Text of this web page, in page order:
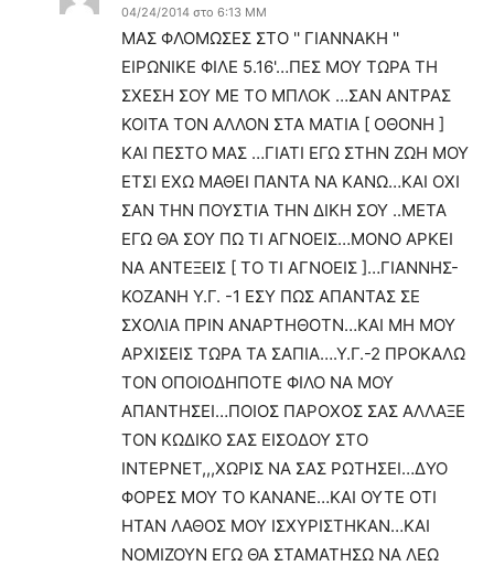
04/24/2014 στο 6:13 ΜΜ
ΜΑΣ ΦΛΟΜΩΣΕΣ ΣΤΟ '' ΓΙΑΝΝΑΚΗ ''
ΕΙΡΩΝΙΚΕ ΦΙΛΕ 5.16'…ΠΕΣ ΜΟΥ ΤΩΡΑ ΤΗ
ΣΧΕΣΗ ΣΟΥ ΜΕ ΤΟ ΜΠΛΟΚ …ΣΑΝ ΑΝΤΡΑΣ
ΚΟΙΤΑ ΤΟΝ ΑΛΛΟΝ ΣΤΑ ΜΑΤΙΑ [ ΟΘΟΝΗ ]
ΚΑΙ ΠΕΣΤΟ ΜΑΣ …ΓΙΑΤΙ ΕΓΩ ΣΤΗΝ ΖΩΗ ΜΟΥ
ΕΤΣΙ ΕΧΩ ΜΑΘΕΙ ΠΑΝΤΑ ΝΑ ΚΑΝΩ…ΚΑΙ ΟΧΙ
ΣΑΝ ΤΗΝ ΠΟΥΣΤΙΑ ΤΗΝ ΔΙΚΗ ΣΟΥ ..ΜΕΤΑ
ΕΓΩ ΘΑ ΣΟΥ ΠΩ ΤΙ ΑΓΝΟΕΙΣ…ΜΟΝΟ ΑΡΚΕΙ
ΝΑ ΑΝΤΕΞΕΙΣ [ ΤΟ ΤΙ ΑΓΝΟΕΙΣ ]…ΓΙΑΝΝΗΣ-
ΚΟΖΑΝΗ Υ.Γ. -1 ΕΣΥ ΠΩΣ ΑΠΑΝΤΑΣ ΣΕ
ΣΧΟΛΙΑ ΠΡΙΝ ΑΝΑΡΤΗΘΟΤΝ…ΚΑΙ ΜΗ ΜΟΥ
ΑΡΧΙΣΕΙΣ ΤΩΡΑ ΤΑ ΣΑΠΙΑ….Υ.Γ.-2 ΠΡΟΚΑΛΩ
ΤΟΝ ΟΠΟΙΟΔΗΠΟΤΕ ΦΙΛΟ ΝΑ ΜΟΥ
ΑΠΑΝΤΗΣΕΙ…ΠΟΙΟΣ ΠΑΡΟΧΟΣ ΣΑΣ ΑΛΛΑΞΕ
ΤΟΝ ΚΩΔΙΚΟ ΣΑΣ ΕΙΣΟΔΟΥ ΣΤΟ
ΙΝΤΕΡΝΕΤ,,,ΧΩΡΙΣ ΝΑ ΣΑΣ ΡΩΤΗΣΕΙ…ΔΥΟ
ΦΟΡΕΣ ΜΟΥ ΤΟ ΚΑΝΑΝΕ…ΚΑΙ ΟΥΤΕ ΟΤΙ
ΗΤΑΝ ΛΑΘΟΣ ΜΟΥ ΙΣΧΥΡΙΣΤΗΚΑΝ…ΚΑΙ
ΝΟΜΙΖΟΥΝ ΕΓΩ ΘΑ ΣΤΑΜΑΤΗΣΩ ΝΑ ΛΕΩ